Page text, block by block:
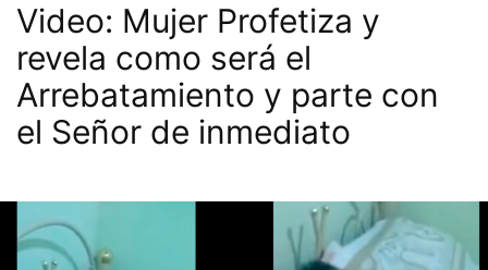
Video: Mujer Profetiza y
revela como será el
Arrebatamiento y parte con
el Señor de inmediato